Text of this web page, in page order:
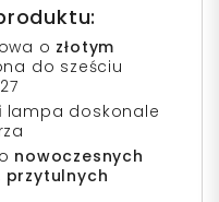
o złotym
do sześciu
lampa doskonale
nowoczesnych
przytulnych